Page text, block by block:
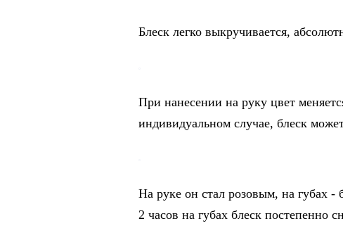
Блеск легко выкручивается,
При нанесении на руку цвет
индивидуальном случае, блеск
На руке он стал розовым, на губах -
2 часов на губах блеск постепенно